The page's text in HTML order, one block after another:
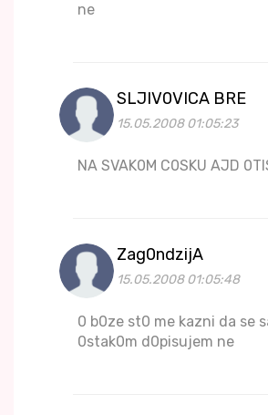
ne
SLJIV0VICA BRE
15.05.2008 01:05:23
NA SVAK0M C0SKU AJD
Zag0ndzijA
15.05.2008 01:05:48
0 b0ze st0 me kazni da se
0stak0m d0pisujem ne